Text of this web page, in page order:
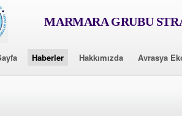
MARMARA GRUBU
Haberler Hakkımızda Avrasya